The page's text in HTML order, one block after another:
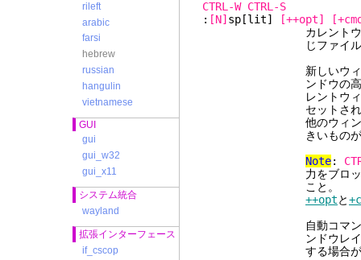
rileft
arabic
farsi
hebrew
russian
hangulin
vietnamese
GUI
gui
gui_w32
gui_x11
システム統合
wayland
拡張インターフェース
if_cscop
CTRL-W CTRL-S
: [N] sp[lit] [++opt]
カレントウィンドウを
じファイルが表示
新しいウィンド
ンドウの高さの半分)
レントウィンドウ
セットされてい
他のウィンドウの中で
きいものがあれば、
Note:
力をブロックしてし
こと。
++optと
自動コマンドでウィン
ンドウレイアウトを変
する場合があ